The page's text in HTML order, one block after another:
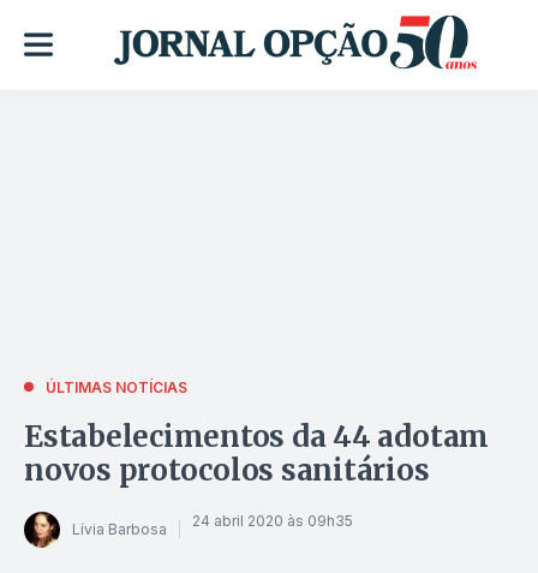
ÚLTIMAS NOTÍCIAS
Estabelecimentos da 44 adotam
novos protocolos sanitários
Lívia Barbosa 24 abril 2020 às 09h35